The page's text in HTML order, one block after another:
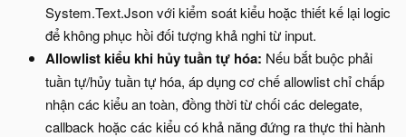
System.Text.Json với kiểm soát kiểu hoặc thiết kế lại logic
để không phục hồi đối tượng khả nghi từ input.
Allowlist kiểu khi hủy tuần tự hóa: Nếu bắt buộc phải
tuần tự/hủy tuần tự hóa, áp dụng cơ chế allowlist chỉ chấp
nhận các kiểu an toàn, đồng thời từ chối các delegate,
callback hoặc các kiểu có khả năng đứng ra thực thi hành